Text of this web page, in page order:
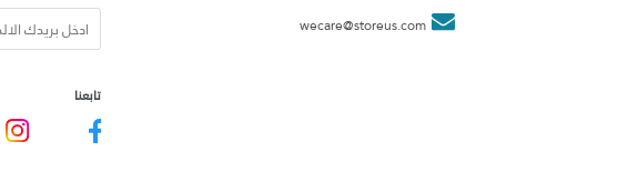
wecare@storeus.com
تابعنا